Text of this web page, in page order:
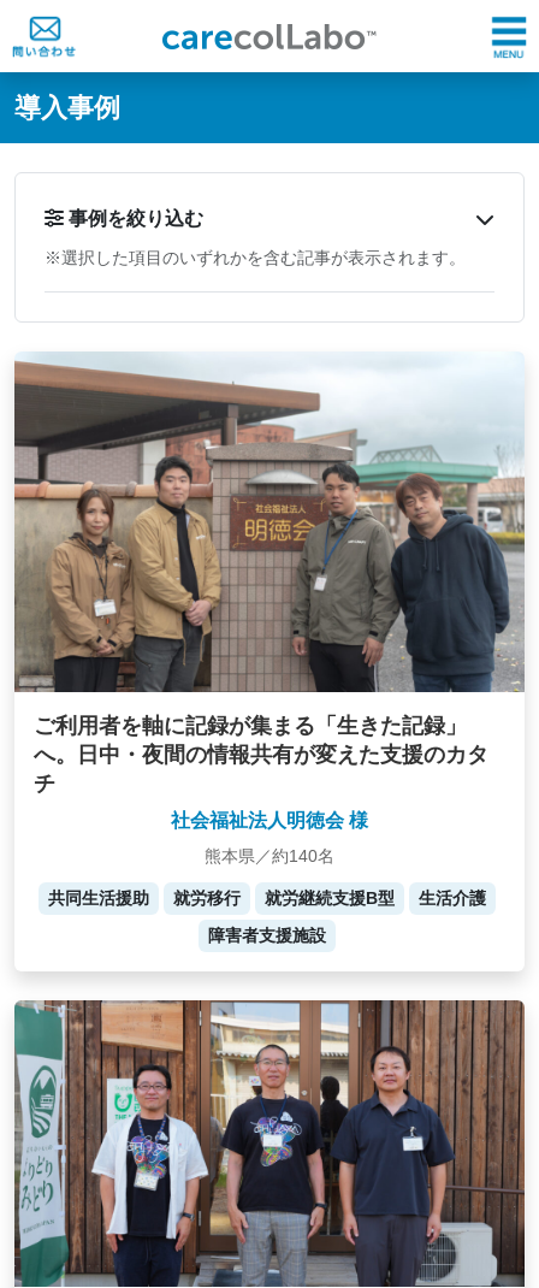
@ -0,0 +1,60 @@
導入事例
事例を絞り込む
※選択した項目のいずれかを含む記事が表示されます。
ご利用者を軸に記録が集まる「生きた記録」
へ。日中・夜間の情報共有が変えた支援のカタ
チ
社会福祉法人明徳会 様
熊本県／約140名
共同生活援助 就労移行 就労継続支援B型
生活介護
障害者支援施設